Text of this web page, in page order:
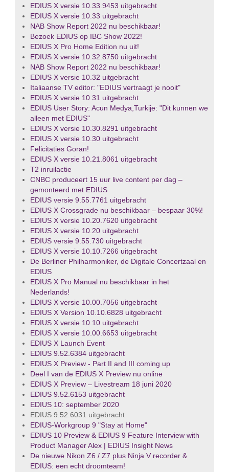
EDIUS X versie 10.33.9453 uitgebracht
EDIUS X versie 10.33 uitgebracht
NAB Show Report 2022 nu beschikbaar!
Bezoek EDIUS op IBC Show 2022!
EDIUS X Pro Home Edition nu uit!
EDIUS X versie 10.32.8750 uitgebracht
NAB Show Report 2022 nu beschikbaar!
EDIUS X versie 10.32 uitgebracht
Italiaanse TV editor: "EDIUS vertraagt je nooit"
EDIUS X versie 10.31 uitgebracht
EDIUS User Story: Acun Medya,Turkije: "Dit kunnen we
alleen met EDIUS"
EDIUS X versie 10.30.8291 uitgebracht
EDIUS X versie 10.30 uitgebracht
Felicitaties Goran!
EDIUS X versie 10.21.8061 uitgebracht
T2 inruilactie
CNBC produceert 15 uur live content per dag –
gemonteerd met EDIUS
EDIUS versie 9.55.7761 uitgebracht
EDIUS X Crossgrade nu beschikbaar – bespaar 30%!
EDIUS X versie 10.20.7620 uitgebracht
EDIUS X versie 10.20 uitgebracht
EDIUS versie 9.55.730 uitgebracht
EDIUS X versie 10.10.7266 uitgebracht
De Berliner Philharmoniker, de Digitale Concertzaal en
EDIUS
EDIUS X Pro Manual nu beschikbaar in het
Nederlands!
EDIUS X versie 10.00.7056 uitgebracht
EDIUS X Version 10.10.6828 uitgebracht
EDIUS X versie 10.10 uitgebracht
EDIUS X versie 10.00.6653 uitgebracht
EDIUS X Launch Event
EDIUS 9.52.6384 uitgebracht
EDIUS X Preview - Part II and III coming up
Deel I van de EDIUS X Preview nu online
EDIUS X Preview – Livestream 18 juni 2020
EDIUS 9.52.6153 uitgebracht
EDIUS 10: september 2020
EDIUS 9.52.6031 uitgebracht
EDIUS-Workgroup 9 "Stay at Home"
EDIUS 10 Preview & EDIUS 9 Feature Interview with
Product Manager Alex | EDIUS Insight News
De nieuwe Nikon Z6 / Z7 plus Ninja V recorder &
EDIUS: een echt droomteam!